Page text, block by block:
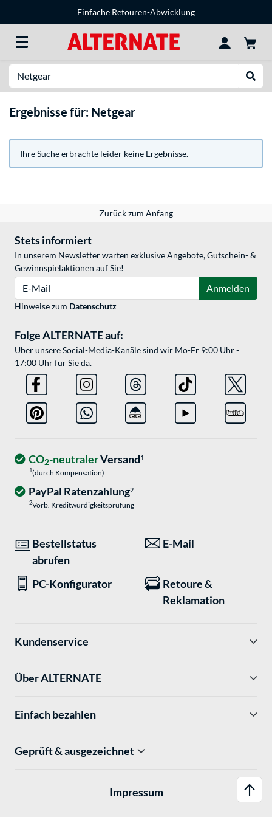
Einfache Retouren-Abwicklung
Ergebnisse für: Netgear
Ihre Suche erbrachte leider keine Ergebnisse.
Zurück zum Anfang
Stets informiert
In unserem Newsletter warten exklusive Angebote, Gutschein- &
Gewinnspielaktionen auf Sie!
Anmelden
Hinweise zum Datenschutz
Folge ALTERNATE auf:
Über unsere Social-Media-Kanäle sind wir Mo-Fr 9:00 Uhr -
17:00 Uhr für Sie da.
CO2-neutralerVersand1
1(durch Kompensation)
PayPal Ratenzahlung2
2Vorb. Kreditwürdigkeitsprüfung
Bestellstatus
abrufen
E-Mail
PC-Konfigurator
Retoure &
Reklamation
Kundenservice
Über ALTERNATE
Einfach bezahlen
Geprüft & ausgezeichnet
Impressum